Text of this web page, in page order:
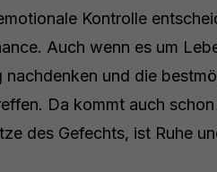
Kontrolle
Auch wenn es um
nachdenken und die
Da kommt auch
des Gefechts, ist Ruhe